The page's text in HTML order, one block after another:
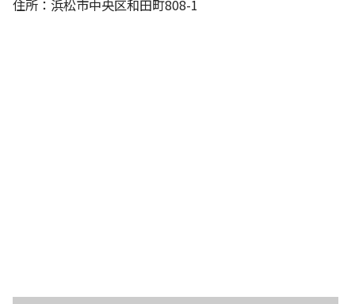
住所：浜松市中央区和田町808-1